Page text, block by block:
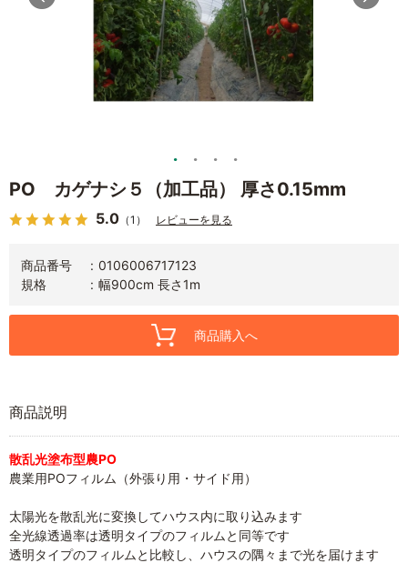
PO カゲナシ５（加工品） 厚さ0.15mm
5.0 （1） レビューを見る
商品番号
0106006717123
規格
幅900cm 長さ1m
商品購入へ
商品説明
散乱光塗布型農PO
農業用POフィルム（外張り用・サイド用）
太陽光を散乱光に変換してハウス内に取り込みます
全光線透過率は透明タイプのフィルムと同等です
透明タイプのフィルムと比較し、ハウスの隅々まで光を届けます